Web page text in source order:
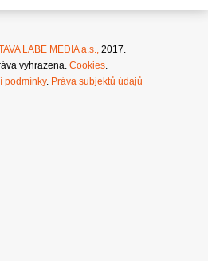
LABE MEDIA a.s.,
2017.
vyhrazena. Cookies
podmínky. Práva subjektů údajů